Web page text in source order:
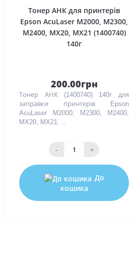
Тонер АНК для принтерів
Epson AcuLaser M2000, M2300,
M2400, MX20, MX21 (1400740)
140г
200.00грн
Тонер АНК (1400740) 140г для
заправки принтерів Epson
AcuLaser M2000, M2300, M2400,
MX20, MX21. ..
- +
До
кошика